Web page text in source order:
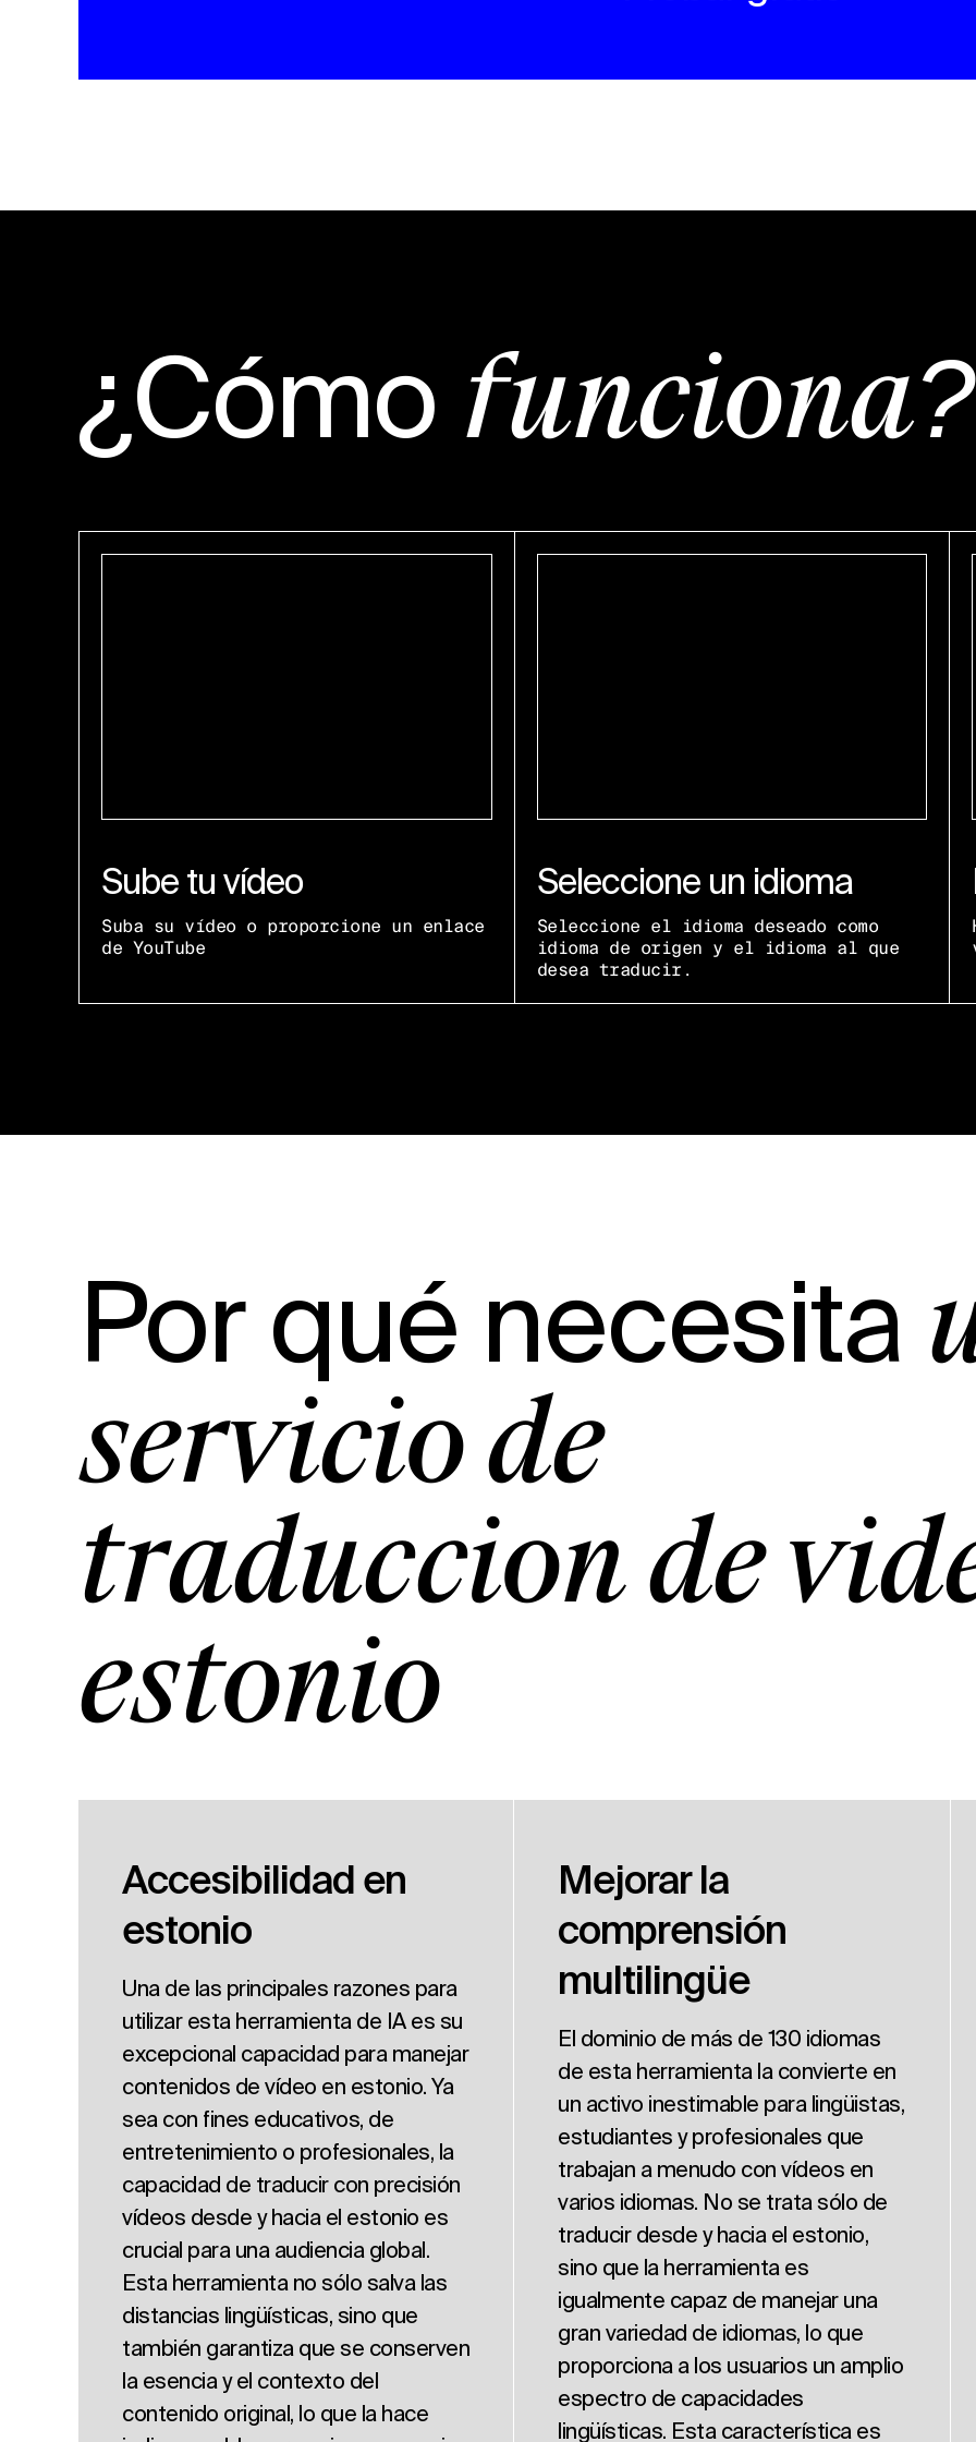
¿Cómo funciona?
Sube tu vídeo
Suba su vídeo o proporcione un enlace
de YouTube
Seleccione un idioma
Seleccione el idioma deseado como
idioma de origen y el idioma al que
desea traducir.
Por qué necesita
servicio de
traducción de
estonio
Accesibilidad en
estonio
Una de las principales razones para
utilizar esta herramienta de IA es su
excepcional capacidad para manejar
contenidos de vídeo en estonio. Ya
sea con fines educativos, de
entretenimiento o profesionales, la
capacidad de traducir con precisión
vídeos desde y hacia el estonio es
crucial para una audiencia global.
Esta herramienta no sólo salva las
distancias lingüísticas, sino que
también garantiza que se conserven
la esencia y el contexto del
contenido original, lo que la hace
Mejorar la
comprensión
multilingüe
El dominio de más de 130 idiomas
de esta herramienta la convierte en
un activo inestimable para lingüistas,
estudiantes y profesionales que
trabajan a menudo con vídeos en
varios idiomas. No se trata sólo de
traducir desde y hacia el estonio,
sino que la herramienta es
igualmente capaz de manejar una
gran variedad de idiomas, lo que
proporciona a los usuarios un amplio
espectro de capacidades
lingüísticas. Esta característica es